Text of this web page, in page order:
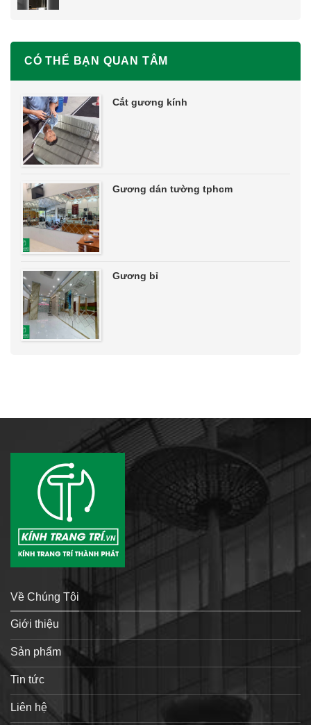
CÓ THỂ BẠN QUAN TÂM
Cắt gương kính
Gương dán tường tphcm
Gương bỉ
Về Chúng Tôi
Giới thiệu
Sản phẩm
Tin tức
Liên hệ